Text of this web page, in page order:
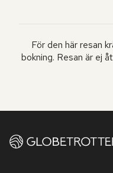
För den här resan
bokning. Resan är ej